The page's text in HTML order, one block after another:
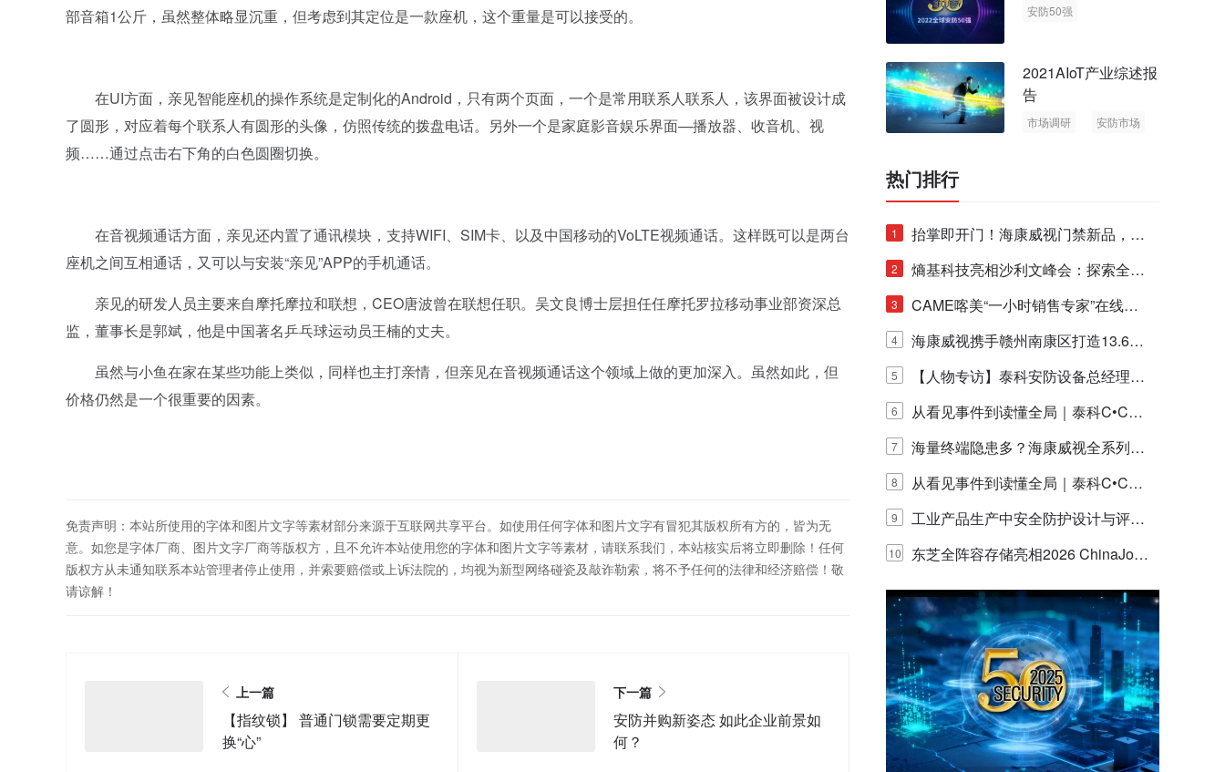
部音箱1公斤，虽然整体略显沉重，但考虑到其定位是一款座机，这个重量是可以接受的。
在UI方面，亲见智能座机的操作系统是定制化的Android，只有两个页面，一个是常用联系人联系人，该界面被设计成
了圆形，对应着每个联系人有圆形的头像，仿照传统的拨盘电话。另外一个是家庭影音娱乐界面—播放器、收音机、视
频……通过点击右下角的白色圆圈切换。
在音视频通话方面，亲见还内置了通讯模块，支持WIFI、SIM卡、以及中国移动的VoLTE视频通话。这样既可以是两台
座机之间互相通话，又可以与安装“亲见”APP的手机通话。
亲见的研发人员主要来自摩托摩拉和联想，CEO唐波曾在联想任职。吴文良博士层担任任摩托罗拉移动事业部资深总
监，董事长是郭斌，他是中国著名乒乓球运动员王楠的丈夫。
虽然与小鱼在家在某些功能上类似，同样也主打亲情，但亲见在音视频通话这个领域上做的更加深入。虽然如此，但
价格仍然是一个很重要的因素。
免责声明：本站所使用的字体和图片文字等素材部分来源于互联网共享平台。如使用任何字体和图片文字有冒犯其版权所有方的，皆为无
意。如您是字体厂商、图片文字厂商等版权方，且不允许本站使用您的字体和图片文字等素材，请联系我们，本站核实后将立即删除！任何
版权方从未通知联系本站管理者停止使用，并索要赔偿或上诉法院的，均视为新型网络碰瓷及敲诈勒索，将不予任何的法律和经济赔偿！敬
请谅解！
上一篇
【指纹锁】 普通门锁需要定期更
换“心”
下一篇
安防并购新姿态 如此企业前景如
何？
安防50强
2021AIoT产业综述报
告
市场调研
安防市场
热门排行
1
抬掌即开门！海康威视门禁新品，不
止认人脸，更认"掌"中静脉！
2
熵基科技亮相沙利文峰会：探索全栈
脑机技术商业化生态新路径
3
CAME喀美“一小时销售专家”在线赋
能培训正式启动！
4
海康威视携手赣州南康区打造13.6公
里绿波网
5
【人物专访】泰科安防设备总经理张
宁解码安防出海新范式
6
从看见事件到读懂全局｜泰科C•CUR
E IQ 3.20开启安防运营智能新时代
7
海量终端隐患多？海康威视全系列物
联安全产品，四层守护更放心！
8
从看见事件到读懂全局｜泰科C•CUR
E IQ 3.20开启安防运营智能新时代
9
工业产品生产中安全防护设计与评估
的实践与探讨
10
东芝全阵容存储亮相2026 ChinaJo
y，以海量数据底座赋能“与AI同游”新
体验